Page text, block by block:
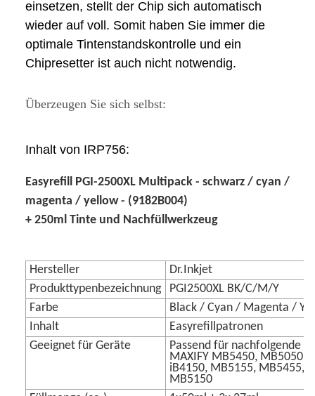
einsetzen, stellt der Chip sich automatisch
wieder auf voll. Somit haben Sie immer die
optimale Tintenstandskontrolle und ein
Chipresetter ist auch nicht notwendig.
Überzeugen Sie sich selbst:
Inhalt von IRP756:
Easyrefill PGI-2500XL Multipack - schwarz / cyan /
magenta / yellow - (9182B004)
+ 250ml Tinte und Nachfüllwerkzeug
Hersteller
Dr.Inkjet
Produkttypenbezeichnung
PGI2500XL BK/C/M/Y
Farbe
Black / Cyan / Magenta /
Inhalt
Easyrefillpatronen
Geeignet für Geräte
Passend für nachfolgende
MAXIFY MB5450, MB5050,
iB4150, MB5155, MB5455,
MB5150